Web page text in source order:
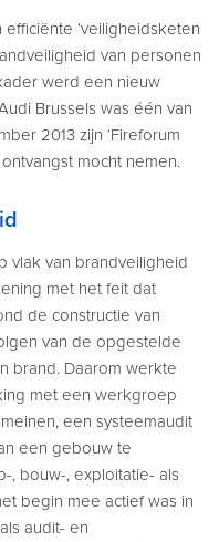
‘veiligheidsketen
van personen
werd een nieuw
Brussels was één van
2013 zijn ‘Fireforum
ontvangst mocht nemen.
vlak van brandveiligheid
met het feit dat
de constructie van
van de opgestelde
brand. Daarom werkte
met een werkgroep
een systeemaudit
een gebouw te
, bouw-, exploitatie- als
begin mee actief was in
audit- en